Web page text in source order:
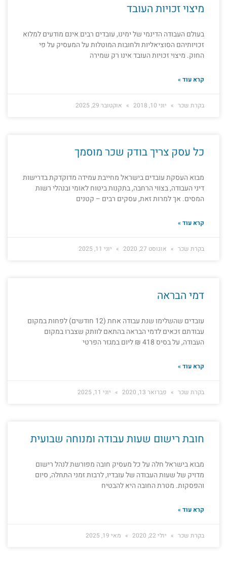
מיצוי זכויות העובד
בעולם העבודה הדינמי של ימינו, עובדים רבים אינם מודעים למלוא
זכויותיהם הסוציאליות ולחובות המוטלות על המעסיק על פי
החוק. מיצוי זכויות העובד אינו רק שמירה
קרא עוד »
בקרת שכר יוני 10, 2018 אוקטובר 29, 2025
כל עסק צריך בודק שכר מוסמך
מבוא העסקת עובדים בישראל מחייבת עמידה מדוקדקת בדרישות
דיני העבודה, בצווי הרחבה, בתקנות ביטוח לאומי ובנהלי רשות
המסים. אך למרות זאת, עסקים רבים – קטנים
קרא עוד »
בקרת שכר אוגוסט 27, 2020 יוני 11, 2025
דמי הבראה
עובדים שהשלימו שנת עבודה אחת (12 חודשים) לפחות במקום
עבודתם זכאים לדמי הבראה בהתאם לוותק שצברו במקום
העבודה, על בסיס 418 ₪ ליום במגזר הפרטי
קרא עוד »
בקרת שכר פברואר 13, 2020 יוני 11, 2025
חובת רישום שעות עבודה ומנוחה שבועית
מבוא בישראל חלה על כל מעסיק חובה מפורשת לנהל רישום
מדויק של שעות העבודה של עובדיו, לרבות זמני התחלה, סיום
והפסקות. מטרת החובה היא להבטיח
קרא עוד »
בקרת שכר יולי 22, 2020 מאי 19, 2025